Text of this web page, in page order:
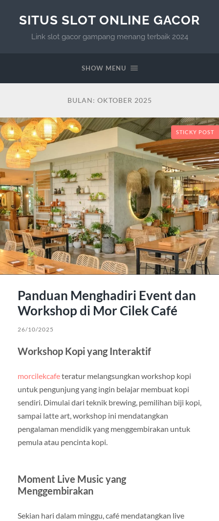
SITUS SLOT ONLINE GACOR
Link slot gacor gampang menang terbaik 2024
SHOW MENU
BULAN: OKTOBER 2025
STICKY POST
Panduan Menghadiri Event dan
Workshop di Mor Cilek Café
26/10/2025
Workshop Kopi yang Interaktif
morcilekcafeteratur melangsungkan workshop kopi
untuk pengunjung yang ingin belajar membuat kopi
sendiri. Dimulai dari teknik brewing, pemilihan biji kopi,
sampai latte art, workshop ini mendatangkan
pengalaman mendidik yang menggembirakan untuk
pemula atau pencinta kopi.
Moment Live Music yang
Menggembirakan
Sekian hari dalam minggu, café mendatangkan live